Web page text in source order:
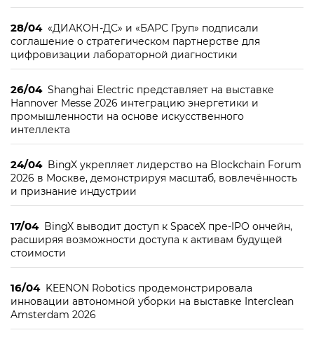
28/04 «ДИАКОН-ДС» и «БАРС Груп» подписали
соглашение о стратегическом партнерстве для
цифровизации лабораторной диагностики
26/04 Shanghai Electric представляет на выставке
Hannover Messe 2026 интеграцию энергетики и
промышленности на основе искусственного
интеллекта
24/04 BingX укрепляет лидерство на Blockchain Forum
2026 в Москве, демонстрируя масштаб, вовлечённость
и признание индустрии
17/04 BingX выводит доступ к SpaceX пре-IPO ончейн,
расширяя возможности доступа к активам будущей
стоимости
16/04 KEENON Robotics продемонстрировала
инновации автономной уборки на выставке Interclean
Amsterdam 2026